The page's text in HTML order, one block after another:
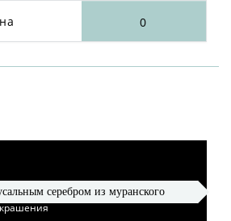
0
серебром из муранского